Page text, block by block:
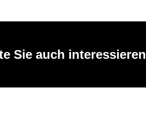
Sie auch interessieren